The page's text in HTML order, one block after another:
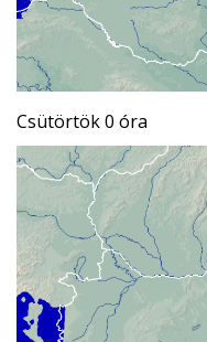
Csütörtök 0 óra